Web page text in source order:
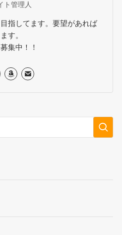
ト管理人
指してます。要望があれば
す。
集中！！